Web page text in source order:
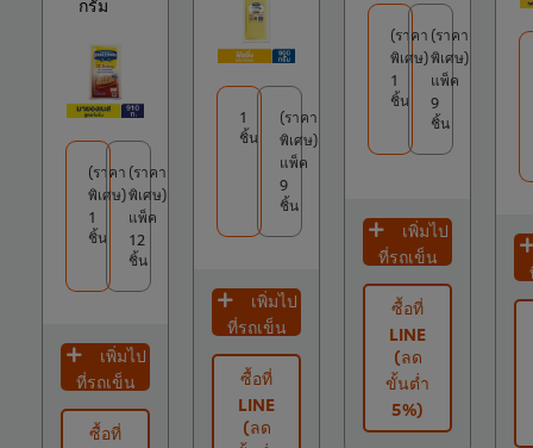
(ราคา
พิเศษ)
1
ชิ้น
(ราคา
พิเศษ)
แพ็ค
12
ชิ้น
เพิ่มไป
ที่รถเข็น
ซื้อที่
1
ชิ้น
(ราคา
พิเศษ)
แพ็ค
9
ชิ้น
เพิ่มไป
ที่รถเข็น
ซื้อที่
LINE
(ลด
(ราคา
พิเศษ)
1
ชิ้น
(ราคา
พิเศษ)
แพ็ค
9
ชิ้น
เพิ่มไป
ที่รถเข็น
ซื้อที่
LINE
(ลด
ขั้นต่ำ
5%)